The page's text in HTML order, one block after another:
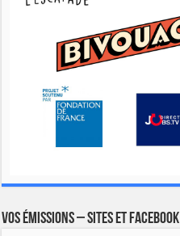
Vos émissions – Sites et Facebook